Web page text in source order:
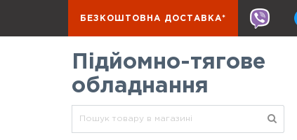
БЕЗКОШТОВНА ДОСТАВКА*
Підйомно-тягове
обладнання